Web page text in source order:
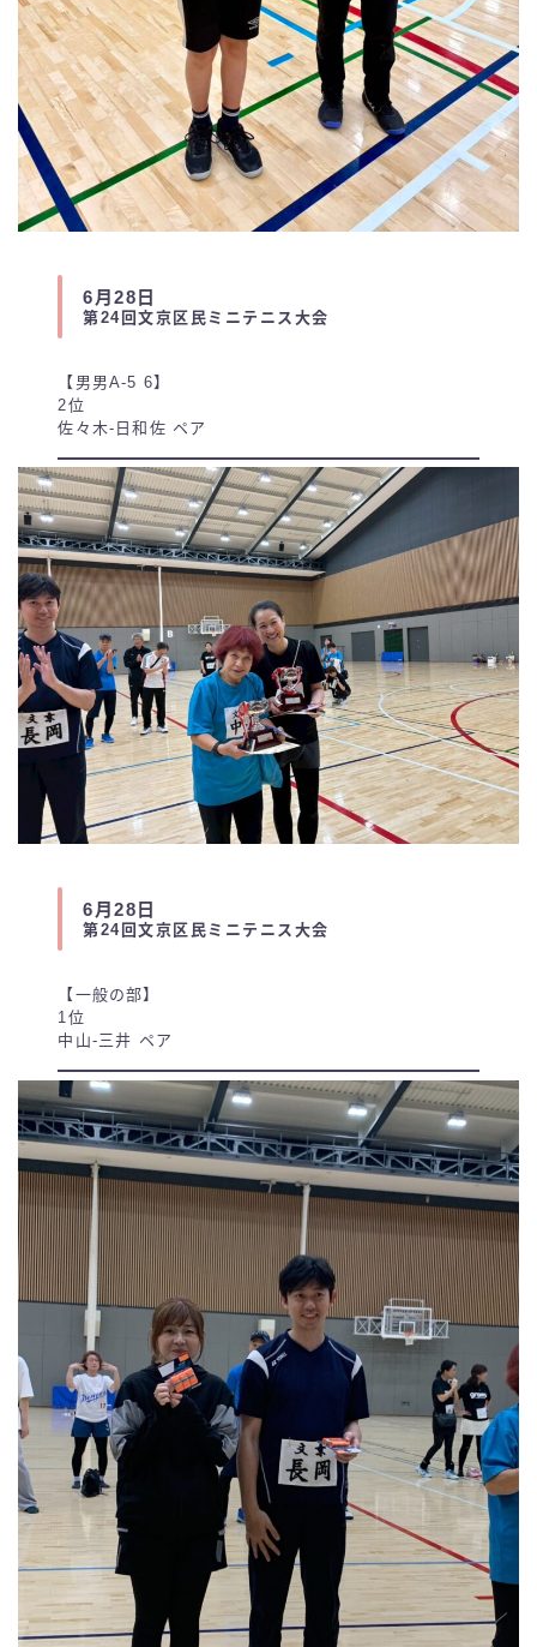
6月28日
第24回文京区民ミニテニス大会
【男男A-5 6】
2位
佐々木-日和佐 ペア
6月28日
第24回文京区民ミニテニス大会
【一般の部】
1位
中山-三井 ペア